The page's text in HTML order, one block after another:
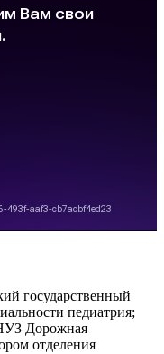
государственный
педиатрия;
Дорожная
отделения